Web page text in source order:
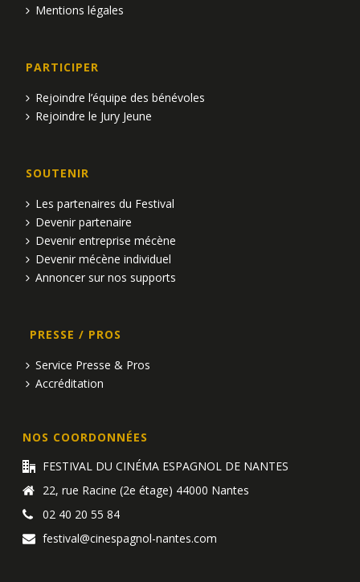
Mentions légales
PARTICIPER
Rejoindre l’équipe des bénévoles
Rejoindre le Jury Jeune
SOUTENIR
Les partenaires du Festival
Devenir partenaire
Devenir entreprise mécène
Devenir mécène individuel
Annoncer sur nos supports
PRESSE / PROS
Service Presse & Pros
Accréditation
NOS COORDONNÉES
FESTIVAL DU CINÉMA ESPAGNOL DE NANTES
22, rue Racine (2e étage) 44000 Nantes
02 40 20 55 84
festival@cinespagnol-nantes.com